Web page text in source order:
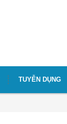
TUYỄN DỤNG